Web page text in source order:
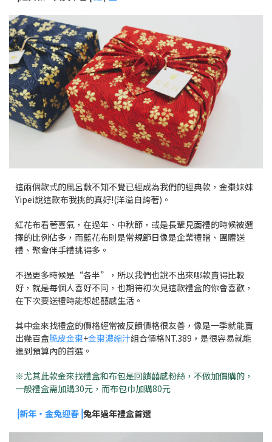
這兩個款式的風呂敷不知不覺已經成為我們的經典款，金棗妹妹
Yipei說這款布我挑的真好!(洋溢自誇著)。
紅花布看著喜氣，在過年、中秋節，或是長輩見面禮的時候被選
擇的比例佔多，而藍花布則是常規節日像是企業禮贈、團體送
禮、聚會伴手禮挑得多。
不過更多時候是“各半”，所以我們也說不出來哪款賣得比較
好，就是每個人喜好不同，也期待初次見這款禮盒的你會喜歡，
在下次要送禮時能想起囍感生活。
其中金來找禮盒的價格經常被反饋價格很友善，像是一季就能賣
出幾百盒脆皮金棗+金棗濃縮汁組合價格NT.389，是很容易就能
進到預算內的首選。
※尤其此款金來找禮盒和布包是回饋囍感粉絲，不做加價購的，
一般禮盒需加購30元，而布包巾加購80元
⎥新年・金兔迎春⎥兔年過年禮盒首選